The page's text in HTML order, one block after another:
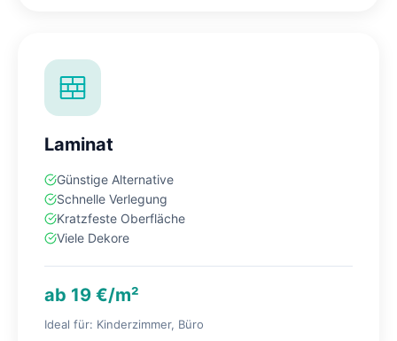
Laminat
Günstige Alternative
Schnelle Verlegung
Kratzfeste Oberfläche
Viele Dekore
ab 19 €/m²
Ideal für: Kinderzimmer, Büro